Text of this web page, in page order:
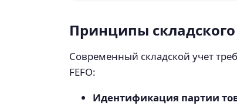
Принципы складского
Современный складской учет
FEFO:
Идентификация партии